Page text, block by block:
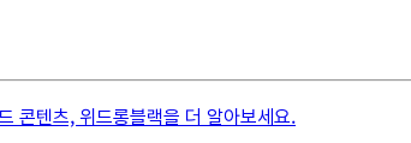
콘텐츠, 위드롱블랙을 더 알아보세요.